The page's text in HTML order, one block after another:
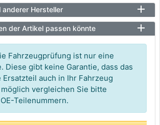
anderer Hersteller
der Artikel passen könnte
Fahrzeugprüfung ist nur eine
Diese gibt keine Garantie, dass das
Ersatzteil auch in Ihr Fahrzeug
möglich vergleichen Sie bitte
Teilenummern.